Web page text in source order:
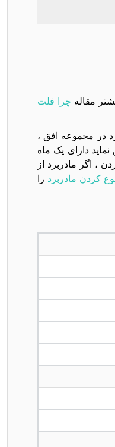
مقاله چرا فلت
مادربرد در مجموعه افق ،
به تعویض نماید دارای یک ماه
اگر مادربرد از
کردن مادربرد را